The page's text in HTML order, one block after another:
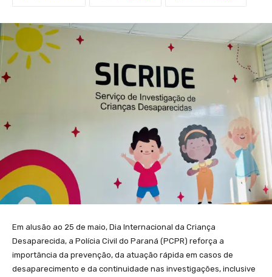
Em alusão ao 25 de maio, Dia Internacional da Criança
Desaparecida, a Polícia Civil do Paraná (PCPR) reforça a
importância da prevenção, da atuação rápida em casos de
desaparecimento e da continuidade nas investigações, inclusive